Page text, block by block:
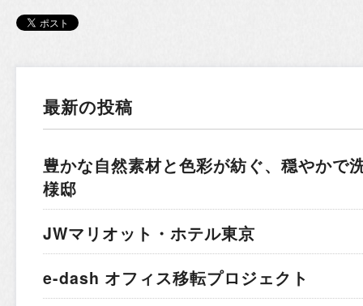
最新の投稿
豊かな自然素材と色彩が紡ぐ、穏やかで
様邸
JWマリオット・ホテル東京
e-dash オフィス移転プロジェクト